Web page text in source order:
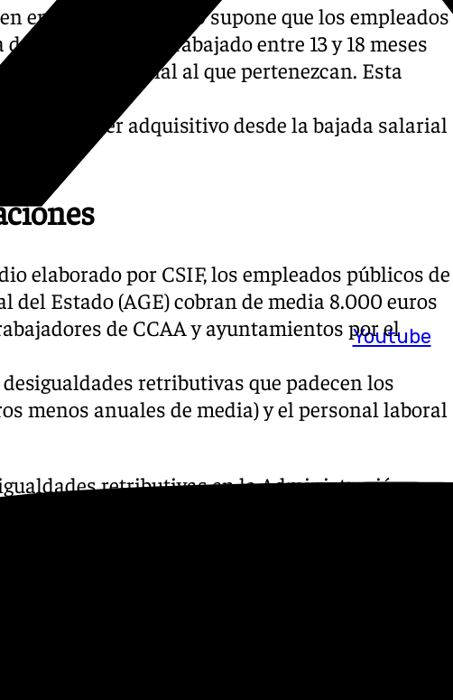
Youtube
en vigor desde 2010 supone que los empleados
década hayamos trabajado entre 13 y 18 meses
Grupo Profesional al que pertenezcan. Esta
del poder adquisitivo desde la bajada salarial
elaborado por CSIF, los empleados públicos de
del Estado (AGE) cobran de media 8.000 euros
de CCAA y ayuntamientos por el
desigualdades retributivas que padecen los
menos anuales de media) y el personal laboral
retributivas en la Administración
una dotación de fondos adicionales que
repartidos entre 2025, 2026 y 2027, hasta
plena en 2028. Reivindicaciones: